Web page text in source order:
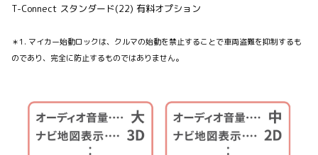
T-Connect スタンダード(22) 有料オプション
＊1. マイカー始動ロックは、クルマの始動を禁止することで車両盗難を抑制するも
のであり、完全に防止するものではありません。